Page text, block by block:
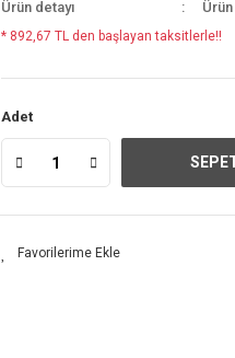
Ürün detayı
* 892,67 TL den başlayan taksitlerle!!
Adet